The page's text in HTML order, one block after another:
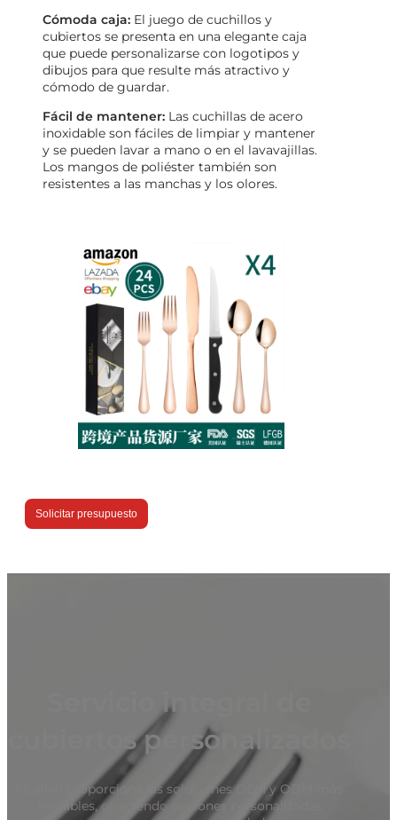
Cómoda caja: El juego de cuchillos y
cubiertos se presenta en una elegante caja
que puede personalizarse con logotipos y
dibujos para que resulte más atractivo y
cómodo de guardar.
Fácil de mantener: Las cuchillas de acero
inoxidable son fáciles de limpiar y mantener
y se pueden lavar a mano o en el lavavajillas.
Los mangos de poliéster también son
resistentes a las manchas y los olores.
Solicitar presupuesto
Servicio integral de
cubiertos personalizados
Mcallen proporciona las soluciones OEM y ODM más
rentables, ofreciendo opciones personalizadas